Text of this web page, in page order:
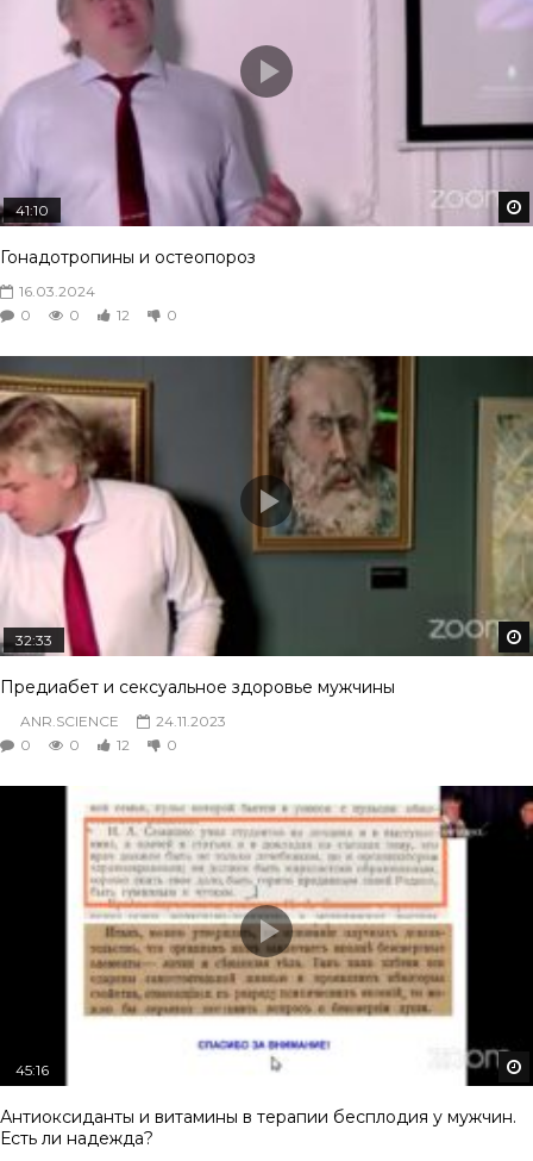
41:10
Гонадотропины и остеопороз
16.03.2024
0
0 12 0
32:33
Предиабет и сексуальное здоровье мужчины
ANR.SCIENCE
24.11.2023
0
0 12 0
45:16
Антиоксиданты и витамины в терапии бесплодия у мужчин.
Есть ли надежда?